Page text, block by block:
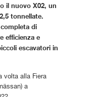
il nuovo X02, un
tonnellate.
di
efficienza e
escavatori in
volta alla Fiera
a